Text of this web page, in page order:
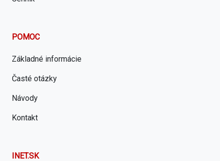
POMOC
Základné informácie
Časté otázky
Návody
Kontakt
INET.SK